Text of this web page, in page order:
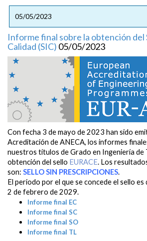
05/05/2023
Informe final sobre la obtención
Calidad (SIC) 05/05/2023
Con fecha 3 de mayo de 2023 han sido
Acreditación de ANECA, los informes
nuestros títulos de Grado en Ingeniería de
obtención del sello EURACE. Los
son: SELLO SIN PRESCRIPCIONES.
El periodo por el que se concede el sello
2 de febrero de 2029.
Informe final EC
Informe final SC
Informe final SO
Informe final TL